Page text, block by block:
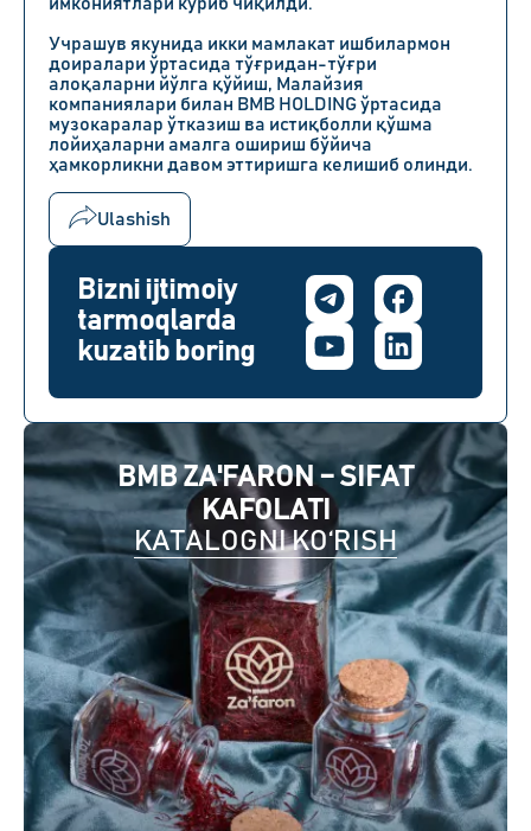
BMB ZA'FARON – SIFAT
KAFOLATI
KATALOGNI KO‘RISH
Учрашув якунида икки мамлакат ишбилармон
доиралари ўртасида тўғридан-тўғри
алоқаларни йўлга қўйиш, Малайзия
компаниялари билан BMB HOLDING ўртасида
музокаралар ўтказиш ва истиқболли қўшма
лойиҳаларни амалга ошириш бўйича
ҳамкорликни давом эттиришга келишиб олинди.
Ulashish
Bizni ijtimoiy
tarmoqlarda
kuzatib boring